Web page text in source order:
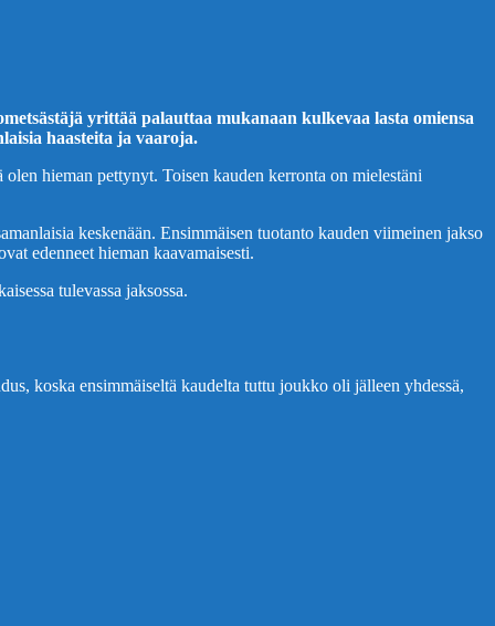
yrittää palauttaa mukanaan kulkevaa lasta omiensa
haasteita ja vaaroja.
hieman pettynyt. Toisen kauden kerronta on mielestäni
keskenään. Ensimmäisen tuotanto kauden viimeinen jakso
edenneet hieman kaavamaisesti.
tulevassa jaksossa.
koska ensimmäiseltä kaudelta tuttu joukko oli jälleen yhdessä,